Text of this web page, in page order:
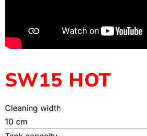
SW15 HOT
Cleaning width
10 cm